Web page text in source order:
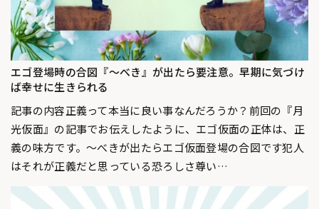
エゴ登場時の合図『〜べき』が出たら要注意。早期に気づけ
ば幸せに生きられる
記事の内容正義って本当に良い事なんだろうか？前回の『月
光仮面』の記事でお伝えしたように、エゴ仮面の正体は、正
義の味方です。〜べきが出たらエゴ仮面登場の合図です犯人
はそれが正義だと思っている恐ろしさ尊い…